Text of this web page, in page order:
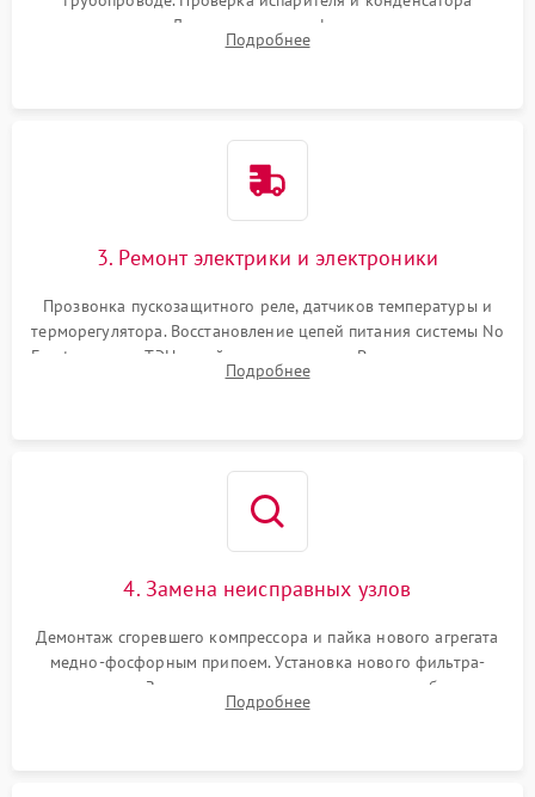
течеискателем. Демонтаж старого фильтра-осушителя и
продувка капиллярной трубки для устранения засоров.
Подробнее
3. Ремонт электрики и электроники
Прозвонка пускозащитного реле, датчиков температуры и
терморегулятора. Восстановление цепей питания системы No
Frost, включая ТЭН оттайки и вентилятор. Ремонт или замена
платы управления при сбоях алгоритмов.
Подробнее
4. Замена неисправных узлов
Демонтаж сгоревшего компрессора и пайка нового агрегата
медно-фосфорным припоем. Установка нового фильтра-
осушителя. Замена изношенных вентиляторов обдува,
сломанных заслонок или поврежденных дверных петель.
Подробнее